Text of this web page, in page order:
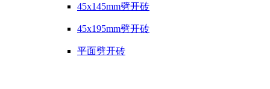
45x145mm劈开砖
45x195mm劈开砖
平面劈开砖